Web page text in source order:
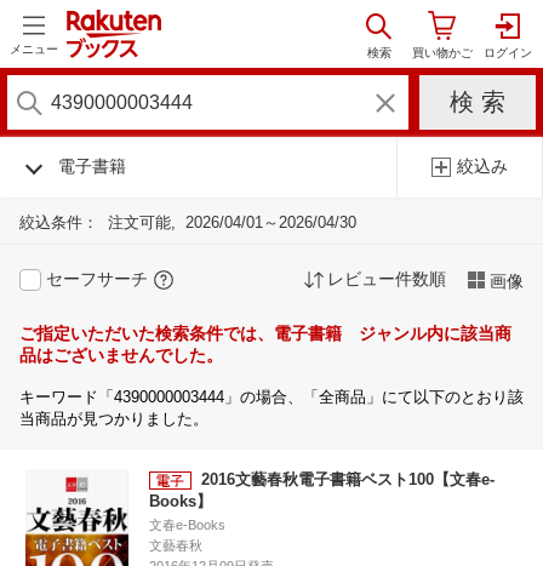
メニュー
電子書籍 絞込み
絞込条件： 注文可能 2026/04/01～2026/04/30
セーフサーチ レビュー件数順 画像
ご指定いただいた検索条件では、電子書籍 ジャンル内に該当商
品はございませんでした。
キーワード「4390000003444」の場合、「全商品」にて以下のとおり該
当商品が見つかりました。
2016文藝春秋電子書籍ベスト100【文春e-
Books】
文春e-Books
文藝春秋